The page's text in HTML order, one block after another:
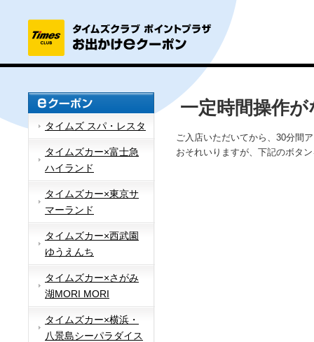
タイムズ スパ・レスタ
タイムズカー×富士急
ハイランド
タイムズカー×東京サ
マーランド
タイムズカー×西武園
ゆうえんち
タイムズカー×さがみ
湖MORI MORI
タイムズカー×横浜・
八景島シーパラダイス
一定時間操作
ご入店いただいてから、30分間
おそれいりますが、下記のボタ